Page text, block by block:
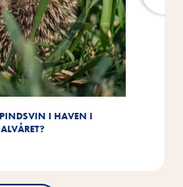
I HAVEN I